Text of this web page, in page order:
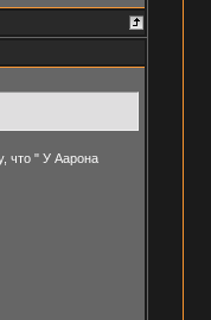
что " У Аарона